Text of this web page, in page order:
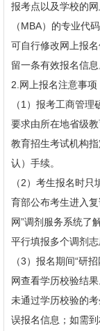
报考点以及学校的
（MBA）的专业代
可自行修改网上报
留一条有效报名信
2.网上报名注意事项
（1）报考工商管
要求由所在地省级
教育招生考试机构
认）手续。
（2）考生报名时
育部公布考生进入
网”调剂服务系统了
平行填报多个调剂志
（3）报名期间“研
网查看学历校验结果
未通过学历校验的
误报名信息；如需